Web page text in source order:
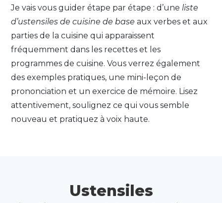
Je vais vous guider étape par étape : d’uneliste
d’ustensiles de cuisine de base aux verbes et aux
parties de la cuisine qui apparaissent
fréquemment dans les recettes et les
programmes de cuisine. Vous verrez également
des exemples pratiques, une mini-leçon de
prononciation et un exercice de mémoire. Lisez
attentivement, soulignez ce qui vous semble
nouveau et pratiquez à voix haute.
Ustensiles